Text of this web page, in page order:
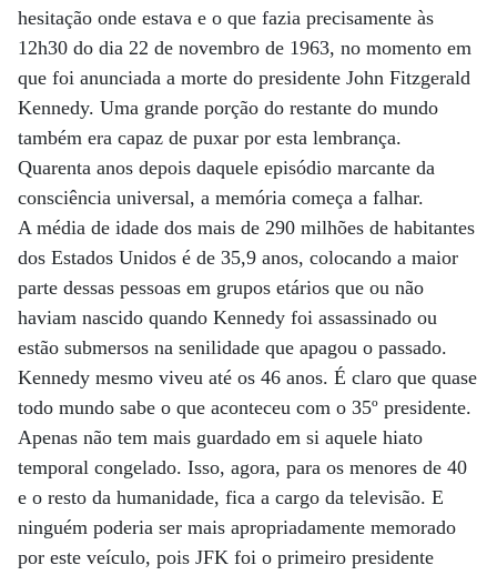
hesitação onde estava e o que fazia precisamente às
12h30 do dia 22 de novembro de 1963, no momento em
que foi anunciada a morte do presidente John Fitzgerald
Kennedy. Uma grande porção do restante do mundo
também era capaz de puxar por esta lembrança.
Quarenta anos depois daquele episódio marcante da
consciência universal, a memória começa a falhar.
A média de idade dos mais de 290 milhões de habitantes
dos Estados Unidos é de 35,9 anos, colocando a maior
parte dessas pessoas em grupos etários que ou não
haviam nascido quando Kennedy foi assassinado ou
estão submersos na senilidade que apagou o passado.
Kennedy mesmo viveu até os 46 anos. É claro que quase
todo mundo sabe o que aconteceu com o 35º presidente.
Apenas não tem mais guardado em si aquele hiato
temporal congelado. Isso, agora, para os menores de 40
e o resto da humanidade, fica a cargo da televisão. E
ninguém poderia ser mais apropriadamente memorado
por este veículo, pois JFK foi o primeiro presidente